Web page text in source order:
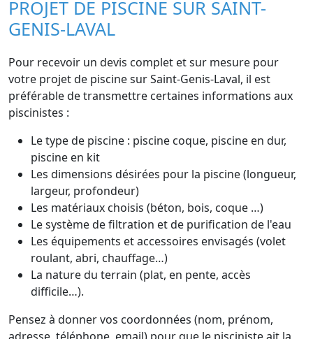
PROJET DE PISCINE SUR SAINT-
GENIS-LAVAL
Pour recevoir un devis complet et sur mesure pour
votre projet de piscine sur Saint-Genis-Laval, il est
préférable de transmettre certaines informations aux
piscinistes :
Le type de piscine : piscine coque, piscine en dur,
piscine en kit
Les dimensions désirées pour la piscine (longueur,
largeur, profondeur)
Les matériaux choisis (béton, bois, coque …)
Le système de filtration et de purification de l'eau
Les équipements et accessoires envisagés (volet
roulant, abri, chauffage…)
La nature du terrain (plat, en pente, accès
difficile…).
Pensez à donner vos coordonnées (nom, prénom,